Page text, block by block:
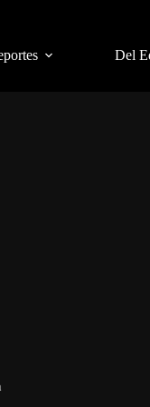
Del